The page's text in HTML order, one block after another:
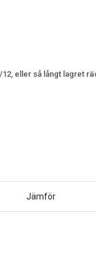
eller så långt lagret
Jämför